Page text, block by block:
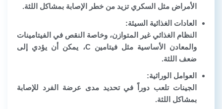
الأمراض مثل السكري تزيد من خطر الإصابة بمشاكل اللثة.
العادات الغذائية السيئة:
النظام الغذائي غير المتوازن، وخاصة النقص في الفيتامينات
والمعادن الأساسية مثل فيتامين C، يمكن أن يؤدي إلى
ضعف اللثة.
العوامل الوراثية:
الجينات تلعب دوراً في تحديد مدى عرضة الفرد للإصابة
بمشاكل اللثة.